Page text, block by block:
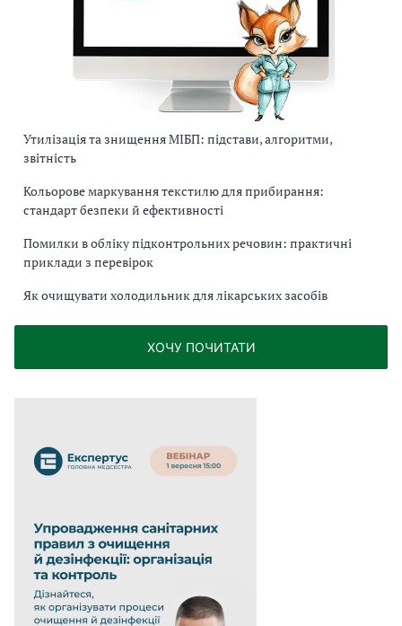
Утилізація та знищення МІБП: підстави, алгоритми,
звітність
Кольорове маркування текстилю для прибирання:
стандарт безпеки й ефективності
Помилки в обліку підконтрольних речовин: практичні
приклади з перевірок
Як очищувати холодильник для лікарських засобів
ХОЧУ ПОЧИТАТИ